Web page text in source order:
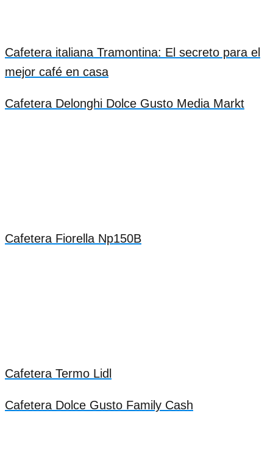
Cafetera italiana Tramontina: El secreto para el
mejor café en casa
Cafetera Delonghi Dolce Gusto Media Markt
Cafetera Fiorella Np150B
Cafetera Termo Lidl
Cafetera Dolce Gusto Family Cash